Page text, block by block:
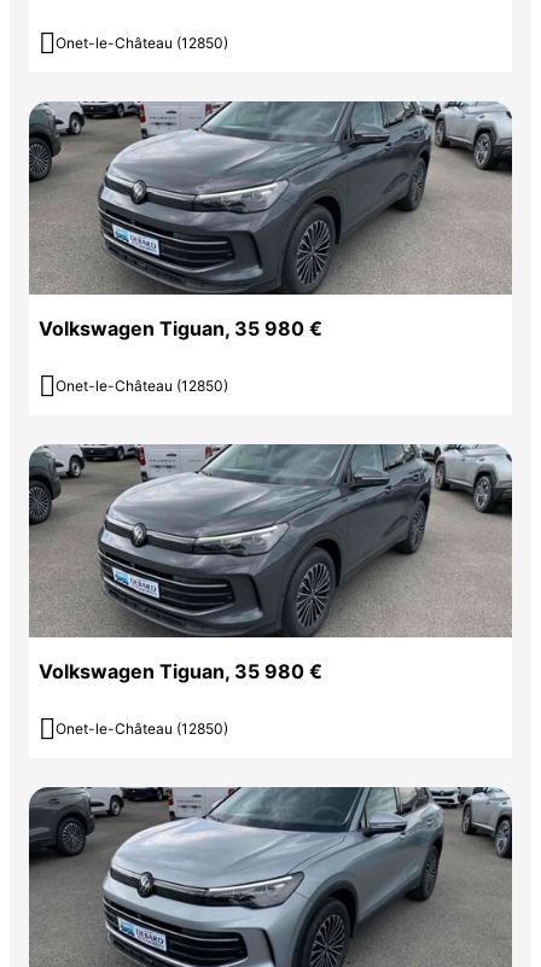
 Onet-le-Château (12850)
Volkswagen Tiguan, 35 980 €
 Onet-le-Château (12850)
Volkswagen Tiguan, 35 980 €
 Onet-le-Château (12850)